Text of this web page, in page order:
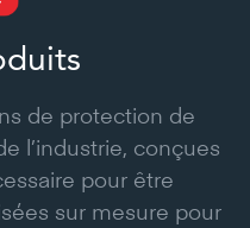
de protection de
l’industrie, conçues
pour être
sur mesure pour